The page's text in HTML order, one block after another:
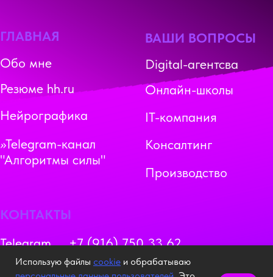
Использую файлы cookie и обрабатываю